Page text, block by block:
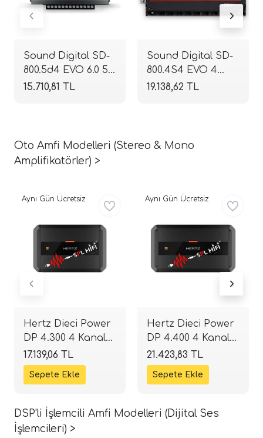
Sound Digital SD-
800.5d4 EVO 6.0 5
Kanallı Hibrit
SPLHIFI
15.710,81 TL
Sound Digital SD-
800.4S4 EVO 4
Kanallı Full Range
RMS | SPLHIFI
19.138,62 TL
Oto Amfi Modelleri (Stereo & Mono
Amplifikatörler) >
Hertz Dieci Power
DP 4.300 4 Kanal
Amfi | 4x75W RMS
Class-AB | SPLHIFI
17.139,06 TL
Aynı Gün Ücretsiz
Hertz Dieci Power
DP 4.400 4 Kanal
Amfi | 4x90W RMS
Class-AB | SPLHIFI
21.423,83 TL
Aynı Gün Ücretsiz
DSP'li İşlemcili Amfi Modelleri (Dijital Ses
İşlemcileri) >